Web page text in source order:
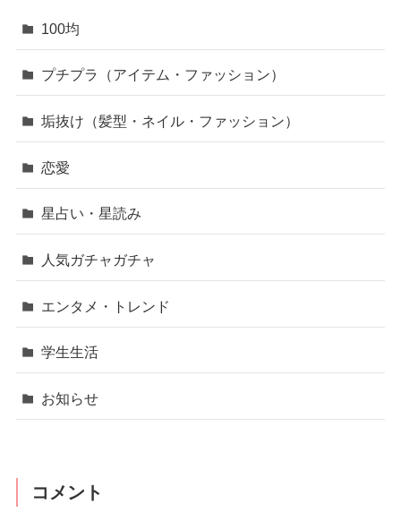
100均
プチプラ（アイテム・ファッション）
垢抜け（髪型・ネイル・ファッション）
恋愛
星占い・星読み
人気ガチャガチャ
エンタメ・トレンド
学生生活
お知らせ
コメント